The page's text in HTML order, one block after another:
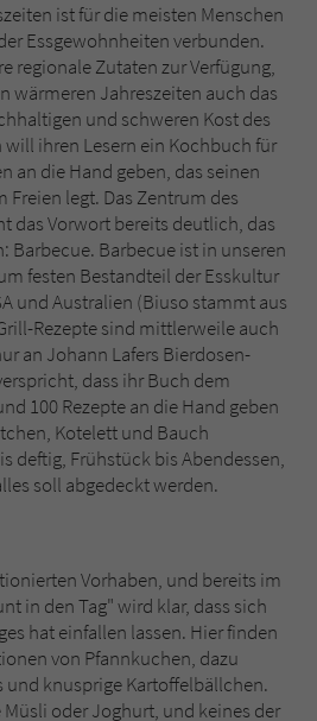
ist für die meisten Menschen
Essgewohnheiten verbunden.
regionale Zutaten zur Verfügung,
wärmeren Jahreszeiten auch das
und schweren Kost des
ihren Lesern ein Kochbuch für
an die Hand geben, das seinen
Freien legt. Das Zentrum des
das Vorwort bereits deutlich, das
Barbecue. Barbecue ist in unseren
festen Bestandteil der Esskultur
und Australien (Biuso stammt aus
Rezepte sind mittlerweile auch
an Johann Lafers Bierdosen-
dass ihr Buch dem
100 Rezepte an die Hand geben
Kotelett und Bauch
deftig, Frühstück bis Abendessen,
soll abgedeckt werden.
Vorhaben, und bereits im
in den Tag" wird klar, dass sich
hat einfallen lassen. Hier finden
von Pfannkuchen, dazu
und knusprige Kartoffelbällchen.
oder Joghurt, und keines der
des Kontaktformulars zu